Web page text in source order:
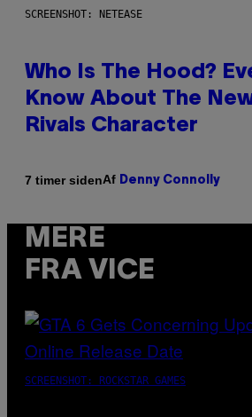
SCREENSHOT: NETEASE
Who Is The Hood?
Know About The
Rivals Character
7 timer sidenAf Denny Connolly
MERE
FRA VICE
SCREENSHOT: ROCKSTAR GAMES